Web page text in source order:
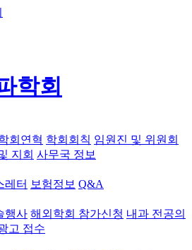
학회
회연혁 학회회칙 임원진 및 위원회
지회 사무국 정보
레터 보험정보 Q&A
행사 해외학회 참가신청 내과 전공의
고 접수